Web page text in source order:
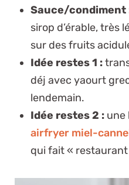
Sauce/condiment
sirop d’érable, très
sur des fruits
Idée restes 1 :
déj avec yaourt
lendemain.
Idée restes 2 : une
airfryer miel-
qui fait «